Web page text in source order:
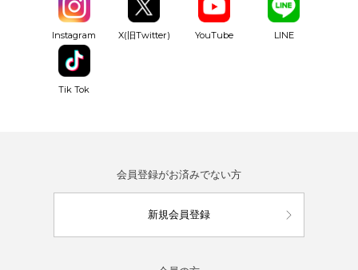
Instagram X(旧Twitter) YouTube LINE
Tik Tok
会員登録がお済みでない方
新規会員登録